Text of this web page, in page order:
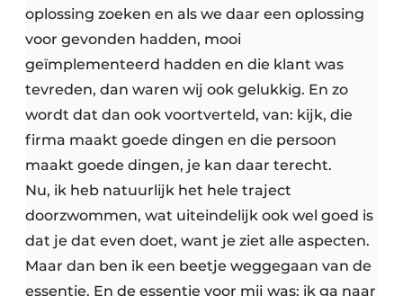
oplossing zoeken en als we daar een oplossing
voor gevonden hadden, mooi
geïmplementeerd hadden en die klant was
tevreden, dan waren wij ook gelukkig. En zo
wordt dat dan ook voortverteld, van: kijk, die
firma maakt goede dingen en die persoon
maakt goede dingen, je kan daar terecht.
Nu, ik heb natuurlijk het hele traject
doorzwommen, wat uiteindelijk ook wel goed is
dat je dat even doet, want je ziet alle aspecten.
Maar dan ben ik een beetje weggegaan van de
essentie. En de essentie voor mij was: ik ga naar